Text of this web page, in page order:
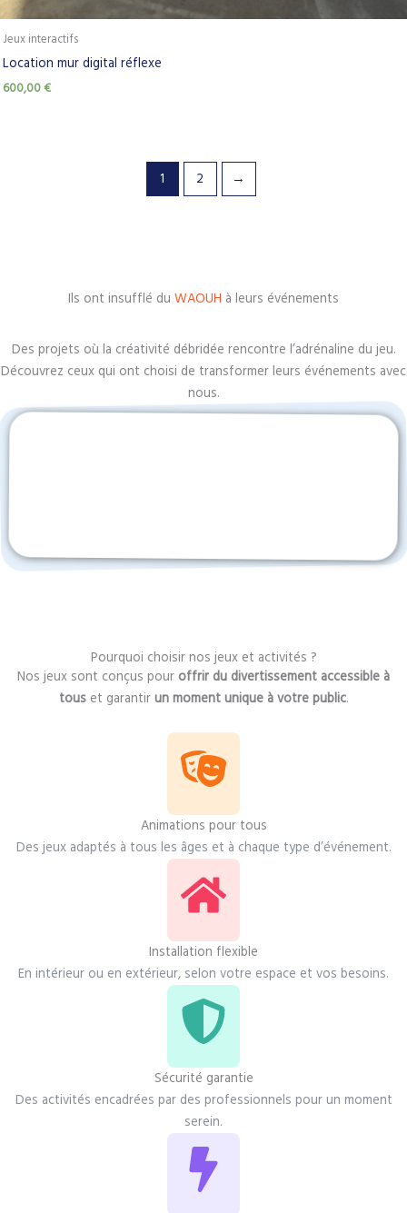
Jeux interactifs
Location mur digital réflexe
600,00€
1 2 →
Ils ont insufflé du WAOUH à leurs événements
Des projets où la créativité débridée rencontre l’adrénaline du jeu.
Découvrez ceux qui ont choisi de transformer leurs événements avec
nous.
Pourquoi choisir nos jeux et activités ?
Nos jeux sont conçus pour offrir du divertissement accessible à
touset garantir un moment unique à votre public.
Animations pour tous
Des jeux adaptés à tous les âges et à chaque type d’événement.
Installation flexible
En intérieur ou en extérieur, selon votre espace et vos besoins.
Sécurité garantie
Des activités encadrées par des professionnels pour un moment
serein.